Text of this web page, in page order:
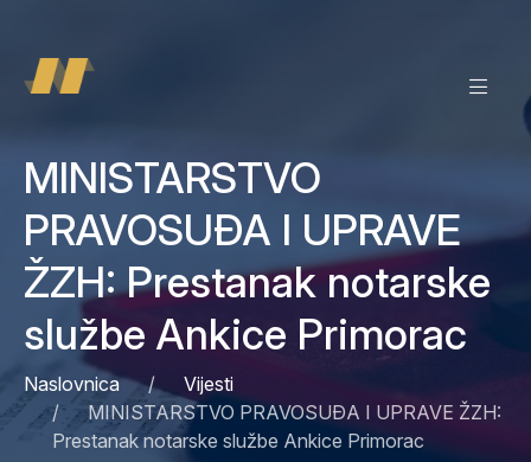
MINISTARSTVO
PRAVOSUĐA I UPRAVE
ŽZH: Prestanak notarske
službe Ankice Primorac
Naslovnica
Vijesti
MINISTARSTVO PRAVOSUĐA I UPRAVE ŽZH:
Prestanak notarske službe Ankice Primorac